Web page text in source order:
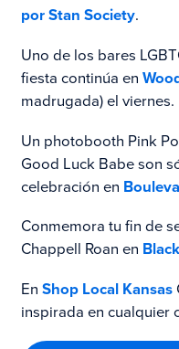
por Stan Society.
Uno de los bares
fiesta continúa en
madrugada) el viernes.
Un photobooth Pink
Good Luck Babe son
celebración en
Conmemora tu fin de
Chappell Roan en
En Shop Local Kansas
inspirada en cualquier